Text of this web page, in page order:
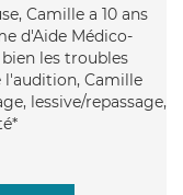
Camille a 10 ans
d'Aide Médico-
les troubles
l'audition, Camille
lessive/repassage,